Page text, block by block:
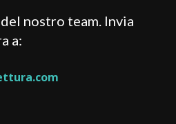
nostro team. Invia
a: